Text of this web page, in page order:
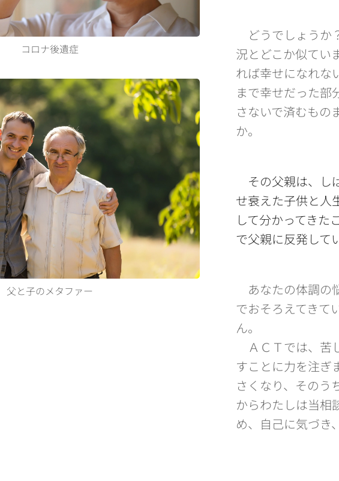
コロナ後遺症
父と子のメタファー
どうでしょうか
況とどこか似てい
れば幸せになれな
まで幸せだった部
さないで済むもの
か。
その父親は、し
せ衰えた子供と人
して分かってきた
で父親に反発して
あなたの体調の
でおそろえてきて
ん。
ＡＣＴでは、苦
すことに力を注ぎ
さくなり、そのう
からわたしは当相
め、自己に気づき